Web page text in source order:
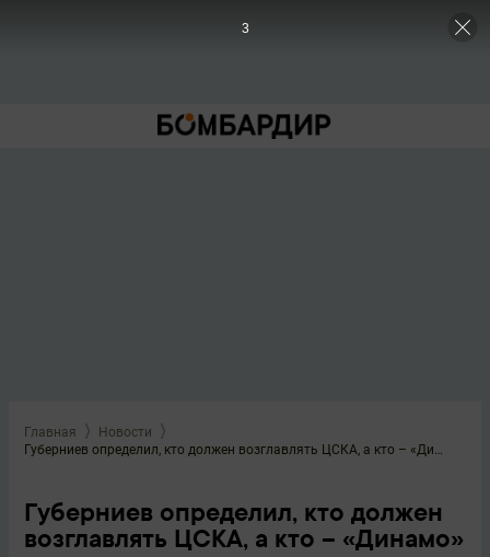
Главная
Новости
Губерниев определил, кто должен возглавлять ЦСКА, а кто – «Динамо»
Губерниев определил, кто должен
возглавлять ЦСКА, а кто – «Динамо»
3